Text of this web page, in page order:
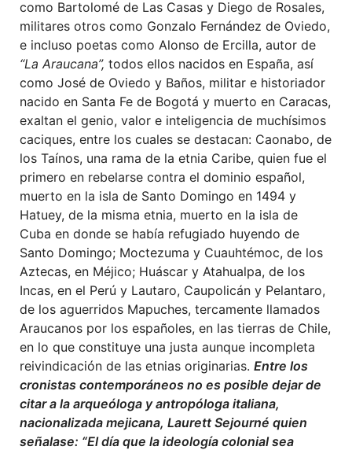
como Bartolomé de Las Casas y Diego de Rosales,
militares otros como Gonzalo Fernández de Oviedo,
e incluso poetas como Alonso de Ercilla, autor de
“La Araucana”, todos ellos nacidos en España, así
como José de Oviedo y Baños, militar e historiador
nacido en Santa Fe de Bogotá y muerto en Caracas,
exaltan el genio, valor e inteligencia de muchísimos
caciques, entre los cuales se destacan: Caonabo, de
los Taínos, una rama de la etnia Caribe, quien fue el
primero en rebelarse contra el dominio español,
muerto en la isla de Santo Domingo en 1494 y
Hatuey, de la misma etnia, muerto en la isla de
Cuba en donde se había refugiado huyendo de
Santo Domingo; Moctezuma y Cuauhtémoc, de los
Aztecas, en Méjico; Huáscar y Atahualpa, de los
Incas, en el Perú y Lautaro, Caupolicán y Pelantaro,
de los aguerridos Mapuches, tercamente llamados
Araucanos por los españoles, en las tierras de Chile,
en lo que constituye una justa aunque incompleta
reivindicación de las etnias originarias. Entre los
cronistas contemporáneos no es posible dejar de
citar a la arqueóloga y antropóloga italiana,
nacionalizada mejicana, Laurett Sejourné quien
señalase: “El día que la ideología colonial sea